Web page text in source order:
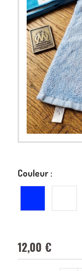
Couleur :
12,00 €